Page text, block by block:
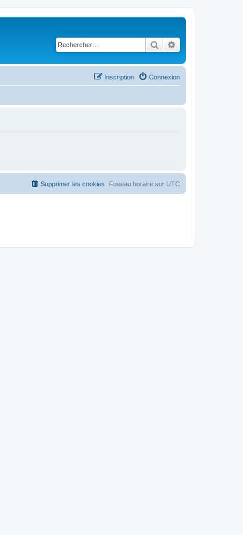
Rechercher
Connexion
Inscription
Fuseau horaire sur UTC
Supprimer les cookies